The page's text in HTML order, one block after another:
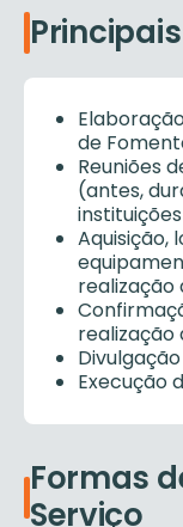
de
Reuniões
(antes,
Aquisição,
realização
realização
Execução
Formas
Serviço